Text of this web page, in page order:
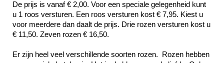
De prijs is vanaf € 2,00. Voor een speciale gelegenheid kunt
u 1 roos versturen. Een roos versturen kost € 7,95. Kiest u
voor meerdere dan daalt de prijs. Drie rozen versturen kost u
€ 11,50. Zeven rozen € 16,50.
Er zijn heel veel verschillende soorten rozen.  Rozen hebben